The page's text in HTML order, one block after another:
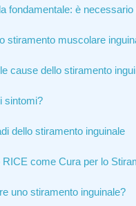
fondamentale: è
stiramento muscolare
cause dello stiramento
sintomi?
dello stiramento inguinale
RICE come Cura per lo
uno stiramento inguinale?